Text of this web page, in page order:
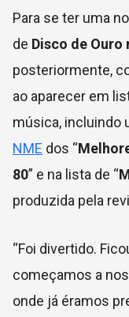
Para se ter uma
de Disco de Ouro
posteriormente,
ao aparecer em
música, incluindo
NME dos “
80” e na lista de “
produzida pela
“Foi divertido.
começamos a
onde já éramos